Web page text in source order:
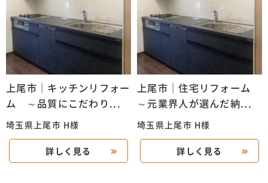
上尾市｜キッチンリフォー
ム ～品質にこだわり...
埼玉県上尾市 H様
詳しく見る
上尾市｜住宅リフォーム
～元業界人が選んだ納...
埼玉県上尾市 H様
詳しく見る